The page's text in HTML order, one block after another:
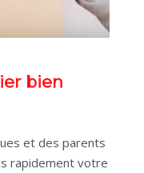
bien
et des parents
rapidement votre